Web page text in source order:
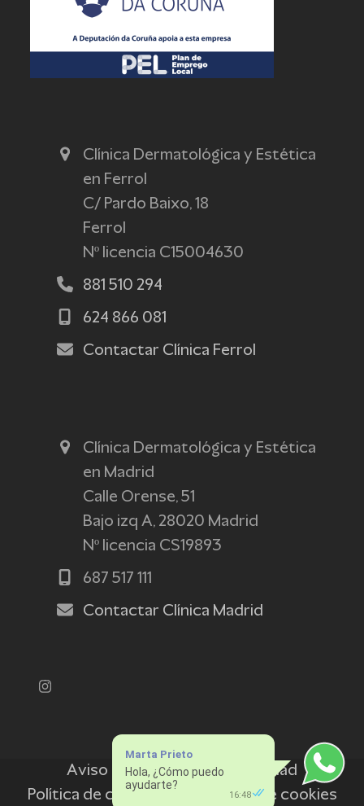
Clínica Dermatológica y Estética
en Ferrol
C/ Pardo Baixo, 18
Ferrol
Nº licencia C15004630
881 510 294
624 866 081
Contactar Clínica Ferrol
Clínica Dermatológica y Estética
en Madrid
Calle Orense, 51
Bajo izq A, 28020 Madrid
Nº licencia CS19893
687 517 111
Contactar Clínica Madrid
Instagram
Aviso legalPolítica de privacidad
Política de cookies
Preferencias de cookies
Marta Prieto
Hola, ¿Cómo puedo
ayudarte?
16:48